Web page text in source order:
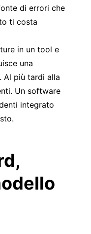
di errori che
ti costa
in un tool e
una
più tardi alla
Un software
integrato